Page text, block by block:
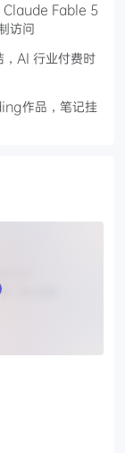
Claude Fable 5
访问
AI 行业付费时
作品，笔记挂